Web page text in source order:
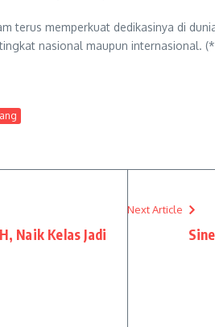
terus memperkuat dedikasinya di
nasional maupun internasional.
Naik Kelas Jadi
Next Article